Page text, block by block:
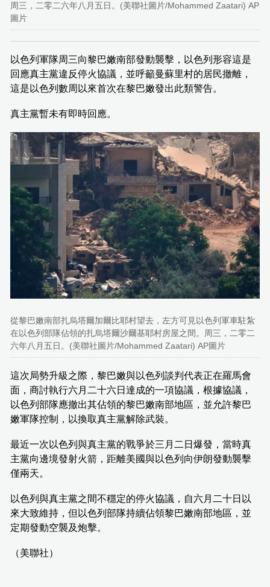
周三，二零二六年八月五日。(美聯社圖片/Mohammed Zaatari) AP
圖片
以色列軍隊周三向黎巴嫩南部發動襲擊，以色列形容這是
回應真主黨違反停火協議，並呼籲曼蘇里村的居民撤離，
這是以色列數周以來首次在黎巴嫩發出此類警告。
真主黨暫未有即時回應。
從黎巴嫩南部扎烏塔爾加爾比耶村望去，左方可見以色列軍車駐紮
在以色列部隊佔領的扎烏塔爾沙爾基耶村房屋之間。周三，二零二
六年八月五日。(美聯社圖片/Mohammed Zaatari) AP圖片
這次局勢升級之際，黎巴嫩與以色列談判代表正在羅馬會
面，商討執行六月二十六日達成的一項協議，根據協議，
以色列部隊應撤出其佔領的黎巴嫩南部地區，並允許黎巴
嫩軍隊控制，以換取真主黨解除武裝。
最近一次以色列與真主黨的戰爭於三月二日爆發，當時真
主黨向邊境發射火箭，距離美國與以色列向伊朗發動襲擊
僅兩天。
以色列與真主黨之間不穩定的停火協議，自六月二十日以
來大致維持，但以色列部隊持續佔領黎巴嫩南部地區，並
定期發動空襲及炮擊。
（美聯社）